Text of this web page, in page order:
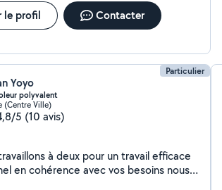
le profil Contacter
Particulier
Yoyo
polyvalent
(Centre Ville)
5 (10 avis)
à deux pour un travail efficace
en cohérence avec vos besoins nous